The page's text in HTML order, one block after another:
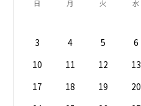
日 月 火 水
3
4 5 6
10
11 12 13
17
18 19 20